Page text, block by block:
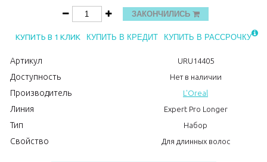
ЗАКОНЧИЛИСЬ
КУПИТЬ В 1 КЛИК КУПИТЬ В КРЕДИТ КУПИТЬ В РАССРОЧКУ
Артикул URU14405
Доступность Нет в наличии
Производитель L'Oreal
Линия Expert Pro Longer
Тип Набор
Свойство Для длинных волос